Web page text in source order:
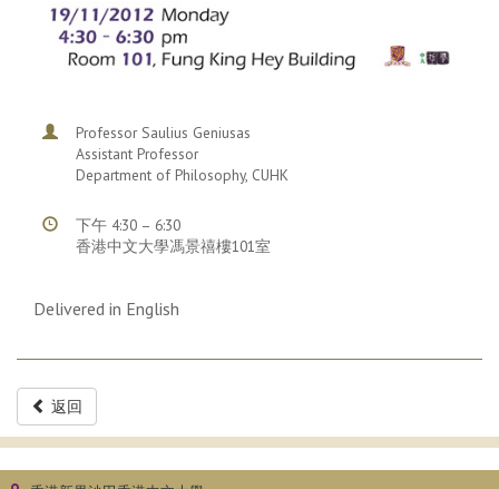
Professor Saulius Geniusas
Assistant Professor
Department of Philosophy, CUHK
下午 4:30 – 6:30
香港中文大學馮景禧樓101室
Delivered in English
返回